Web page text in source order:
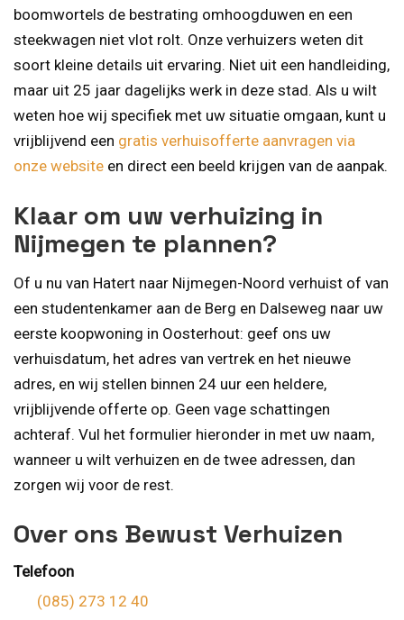
boomwortels de bestrating omhoogduwen en een
steekwagen niet vlot rolt. Onze verhuizers weten dit
soort kleine details uit ervaring. Niet uit een handleiding,
maar uit 25 jaar dagelijks werk in deze stad. Als u wilt
weten hoe wij specifiek met uw situatie omgaan, kunt u
vrijblijvend een gratis verhuisofferte aanvragen via
onze website en direct een beeld krijgen van de aanpak.
Klaar om uw verhuizing in
Nijmegen te plannen?
Of u nu van Hatert naar Nijmegen-Noord verhuist of van
een studentenkamer aan de Berg en Dalseweg naar uw
eerste koopwoning in Oosterhout: geef ons uw
verhuisdatum, het adres van vertrek en het nieuwe
adres, en wij stellen binnen 24 uur een heldere,
vrijblijvende offerte op. Geen vage schattingen
achteraf. Vul het formulier hieronder in met uw naam,
wanneer u wilt verhuizen en de twee adressen, dan
zorgen wij voor de rest.
Over ons Bewust Verhuizen
Telefoon
(085) 273 12 40